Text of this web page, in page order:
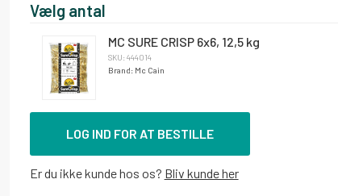
Vælg antal
MC SURE CRISP 6x6, 12,5 kg
SKU: 444014
Brand: Mc Cain
LOG IND FOR AT BESTILLE
Er du ikke kunde hos os? Bliv kunde her